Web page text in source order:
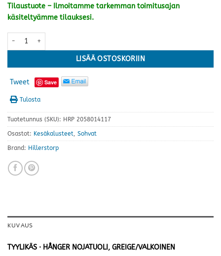
Tilaustuote – Ilmoitamme tarkemman toimitusajan
käsiteltyämme tilauksesi.
Hånger nojatuoli, greige/valkoinen määrä
LISÄÄ OSTOSKORIIN
Tweet Save
Tulosta
Tuotetunnus (SKU): HRP 2058014117
Osastot: Kesäkalusteet, Sohvat
Brand: Hillerstorp
KUVAUS
TYYLIKÄS · HÅNGER NOJATUOLI, GREIGE/VALKOINEN